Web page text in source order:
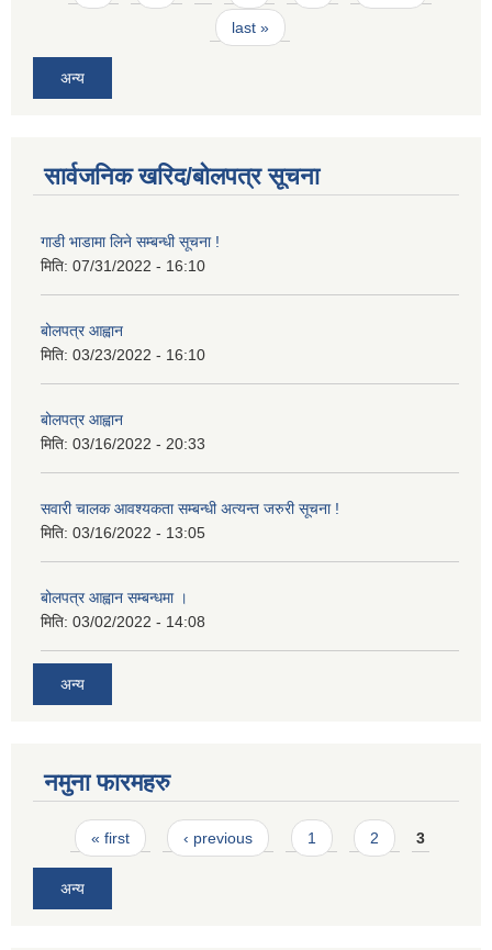
last »
अन्य
सार्वजनिक खरिद/बोलपत्र सूचना
गाडी भाडामा लिने सम्बन्धी सूचना !
मिति: 07/31/2022 - 16:10
बोलपत्र आह्वान
मिति: 03/23/2022 - 16:10
बोलपत्र आह्वान
मिति: 03/16/2022 - 20:33
सवारी चालक आवश्यकता सम्बन्धी अत्यन्त जरुरी सूचना !
मिति: 03/16/2022 - 13:05
बोलपत्र आह्वान सम्बन्धमा ।
मिति: 03/02/2022 - 14:08
अन्य
नमुना फारमहरु
Pages
« first ‹ previous 1 2 3
अन्य